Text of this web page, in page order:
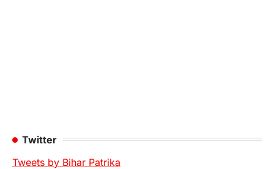
Twitter
Tweets by Bihar Patrika